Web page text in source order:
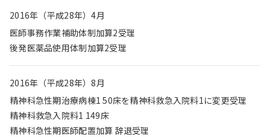
2016年（平成28年）4月
医師事務作業補助体制加算2受理
後発医薬品使用体制加算2受理
2016年（平成28年）8月
精神科急性期治療病棟1 50床を精神科救急入院料1に変更受理
精神科救急入院料1 149床
精神科急性期医師配置加算 辞退受理